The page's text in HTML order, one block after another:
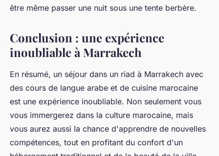
être même passer une nuit sous une tente berbère.
Conclusion : une expérience
inoubliable à Marrakech
En résumé, un séjour dans un riad à Marrakech avec
des cours de langue arabe et de cuisine marocaine
est une expérience inoubliable. Non seulement vous
vous immergerez dans la culture marocaine, mais
vous aurez aussi la chance d'apprendre de nouvelles
compétences, tout en profitant du confort d'un